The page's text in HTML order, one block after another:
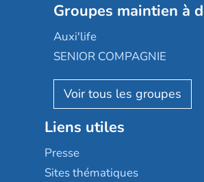
Les jardins d'Arcadie
Occitalia
Appartseniors
Reseda
Stella management
Les villages d'or
Sérénys
Résidences services Villa
Groupe SOS
Le Noble Âge
Almage
Résidalya
Groupe aplus
Groupes maintien à
Auxi'life
SENIOR COMPAGNIE
AGE D'OR Services
Liens utiles
Presse
Sites thématiques